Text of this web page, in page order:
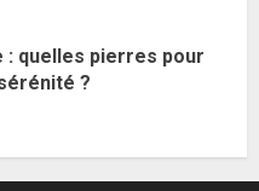
: quelles pierres pour
?